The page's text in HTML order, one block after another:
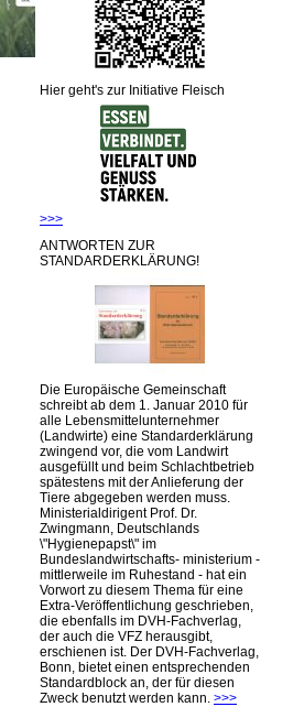
Hier geht's zur Initiative Fleisch
>>>
ANTWORTEN ZUR
STANDARDERKLÄRUNG!
Die Europäische Gemeinschaft
schreibt ab dem 1. Januar 2010 für
alle Lebensmittelunternehmer
(Landwirte) eine Standarderklärung
zwingend vor, die vom Landwirt
ausgefüllt und beim Schlachtbetrieb
spätestens mit der Anlieferung der
Tiere abgegeben werden muss.
Ministerialdirigent Prof. Dr.
Zwingmann, Deutschlands
\"Hygienepapst\" im
Bundeslandwirtschafts- ministerium -
mittlerweile im Ruhestand - hat ein
Vorwort zu diesem Thema für eine
Extra-Veröffentlichung geschrieben,
die ebenfalls im DVH-Fachverlag,
der auch die VFZ herausgibt,
erschienen ist. Der DVH-Fachverlag,
Bonn, bietet einen entsprechenden
Standardblock an, der für diesen
Zweck benutzt werden kann. >>>